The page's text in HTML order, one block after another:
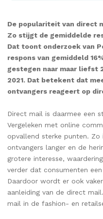
De populariteit van direct
Zo stijgt de gemiddelde
Dat toont onderzoek van
respons van gemiddeld
gestegen naar maar liefst
2021. Dat betekent dat
ontvangers reageert op
Direct mail is daarmee een
Vergeleken met online
opvallend sterke punten. Zo
ontvangers langer en de
grotere interesse,
verder dat consumenten
Daardoor wordt er ook
aanleiding van de direct
mail in de fashion- en